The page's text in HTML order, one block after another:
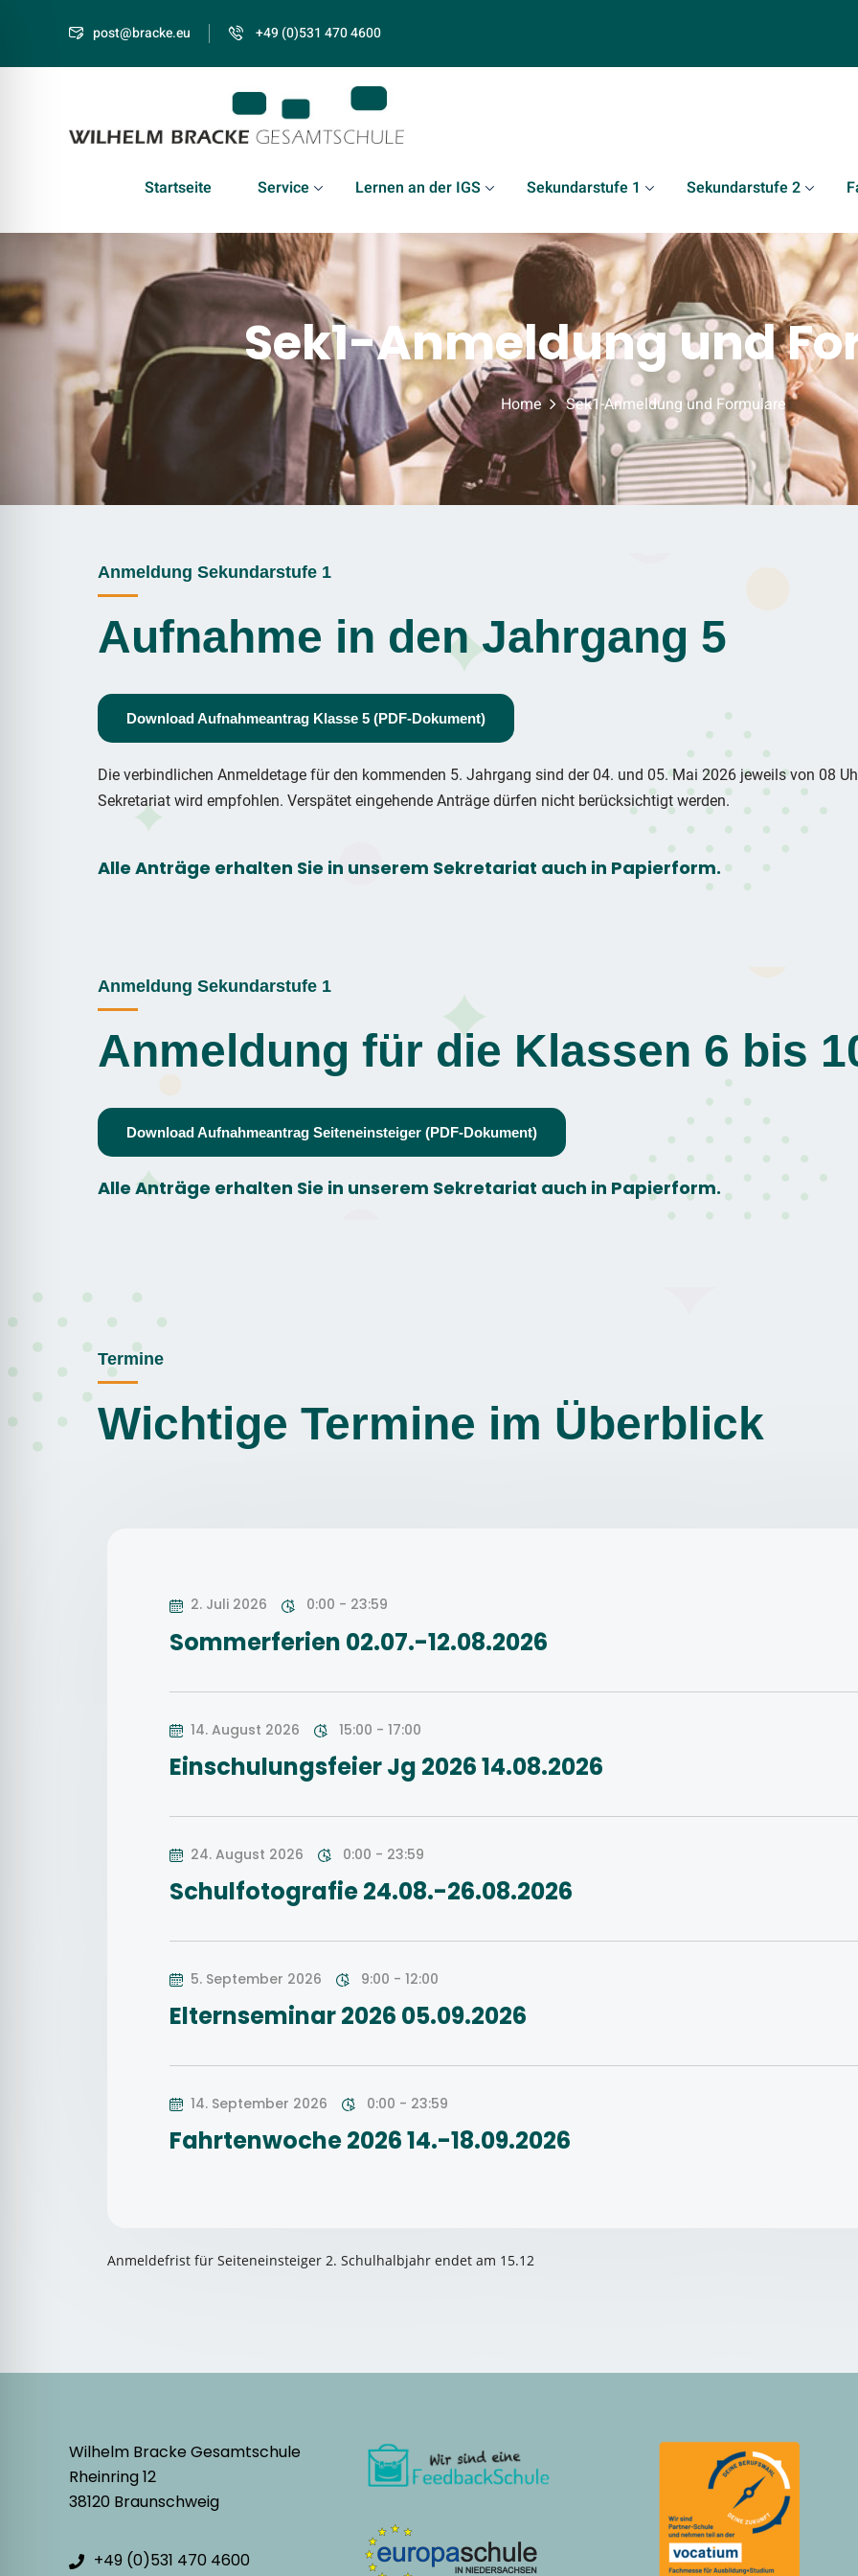
post@bracke.eu +49 (0)531 470 4600
Startseite Service Lernen an der IGS Sekundarstufe 1 Sekundarstufe 2
Sek1-Anmeldung und
Home Sek1-Anmeldung und Formulare
Aufnahme in den Jahrgang 5
Anmeldung Sekundarstufe 1
Download Aufnahmeantrag Klasse 5 (PDF-Dokument)
Die verbindlichen Anmeldetage für den kommenden 5. Jahrgang sind der 04. und 05. Mai 2026 jeweils von 08
Sekretariat wird empfohlen. Verspätet eingehende Anträge dürfen nicht berücksichtigt werden.
Alle Anträge erhalten Sie in unserem Sekretariat auch in Papierform.
Anmeldung für die Klassen 6 bis
Anmeldung Sekundarstufe 1
Download Aufnahmeantrag Seiteneinsteiger (PDF-Dokument)
Alle Anträge erhalten Sie in unserem Sekretariat auch in Papierform.
Wichtige Termine im Überblick
Termine
2. Juli 2026 0:00 - 23:59
Sommerferien 02.07.-12.08.2026
14. August 2026 15:00 - 17:00
Einschulungsfeier Jg 2026 14.08.2026
24. August 2026 0:00 - 23:59
Schulfotografie 24.08.-26.08.2026
5. September 2026 9:00 - 12:00
Elternseminar 2026 05.09.2026
14. September 2026 0:00 - 23:59
Fahrtenwoche 2026 14.-18.09.2026
Anmeldefrist für Seiteneinsteiger 2. Schulhalbjahr endet am 15.12
Wilhelm Bracke Gesamtschule
Rheinring 12
38120 Braunschweig
+49 (0)531 470 4600